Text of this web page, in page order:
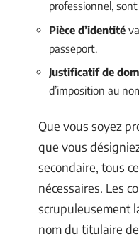
professionnel,
Pièce d’identité
passeport.
Justificatif de
d’imposition au
Que vous soyez
que vous
secondaire, tous
nécessaires. Les
scrupuleusement
nom du titulaire